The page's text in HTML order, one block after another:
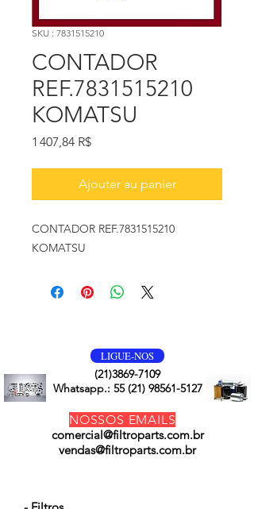
SKU : 7831515210
CONTADOR
REF.7831515210
KOMATSU
1 407,84 R$Prix
Ajouter au panier
CONTADOR REF.7831515210
KOMATSU
LIGUE-NOS
(21)3869-7109
Whatsapp.: 55 (21) 98561-5127
NOSSOS EMAILS
comercial@filtroparts.com.br
vendas@filtroparts.com.br